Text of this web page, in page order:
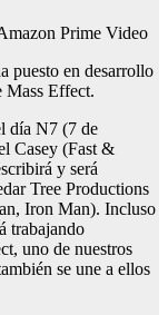
puesto en desarrollo
Mass Effect.
día N7 (7 de
Casey (Fast &
y será
Tree Productions
Iron Man). Incluso
trabajando
uno de nuestros
se une a ellos